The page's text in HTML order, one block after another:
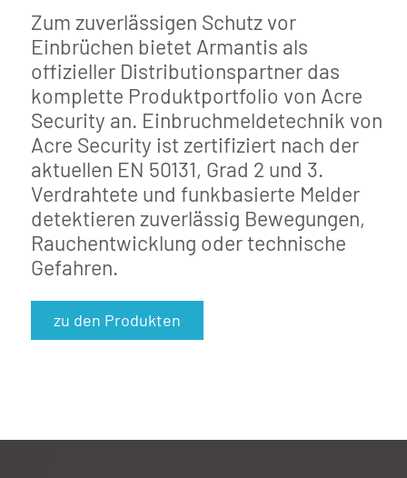
Zum zuverlässigen Schutz vor
Einbrüchen bietet Armantis als
offizieller Distributionspartner das
komplette Produktportfolio von Acre
Security an. Einbruchmeldetechnik von
Acre Security ist zertifiziert nach der
aktuellen EN 50131, Grad 2 und 3.
Verdrahtete und funkbasierte Melder
detektieren zuverlässig Bewegungen,
Rauchentwicklung oder technische
Gefahren.
zu den Produkten